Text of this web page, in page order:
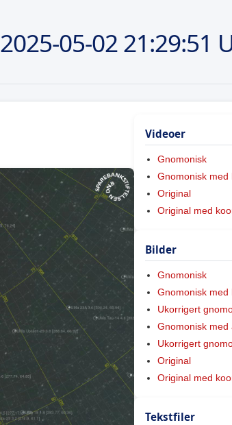
2025-05-0221:29:51
Videoer
Gnomonisk
Gnomonisk med
Original
Original med
Bilder
Gnomonisk
Gnomonisk med
Ukorrigert
Gnomonisk med
Ukorrigert
Original
Original med
Tekstfiler